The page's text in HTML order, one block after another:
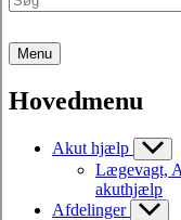
Menu
Hovedmenu
Akut hjælp
Lægevagt,
akuthjælp
Afdelinger